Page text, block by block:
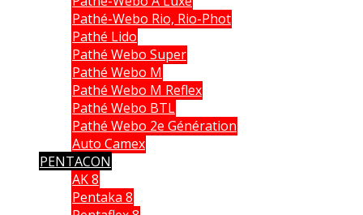
Pathé-Webo Rio, Rio-Phot
Pathé Lido
Pathé Webo Super
Pathé Webo M
Pathé Webo M Reflex
Pathé Webo BTL
Pathé Webo 2e Génération
Auto Camex
PENTACON
AK 8
Pentaka 8